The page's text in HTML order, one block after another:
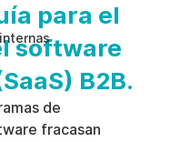
para el
software
B2B.
de
fracasan